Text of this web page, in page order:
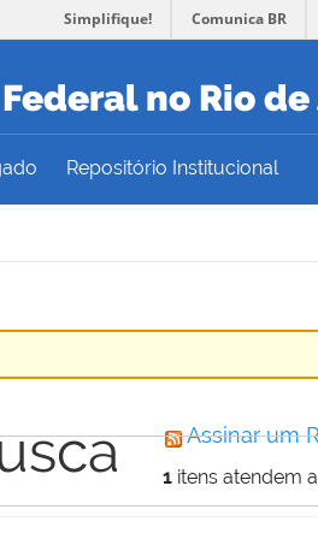
Simplifique! Comunica BR
no Rio
Repositório Institucional
Assinar um
1itens atendem